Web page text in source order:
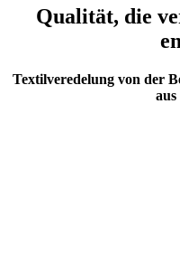
Qualität, die
Textilveredelung von der